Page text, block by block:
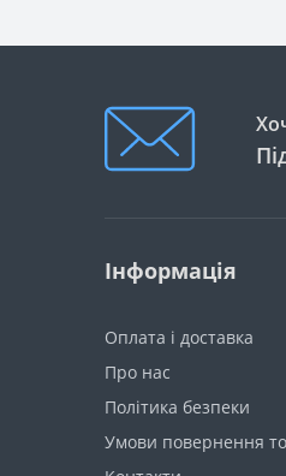
Інформація
Оплата і доставка
Про нас
Політика безпеки
Умови повернення